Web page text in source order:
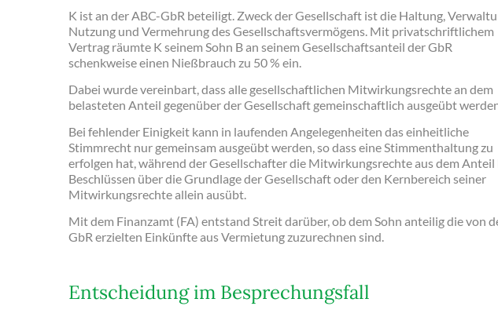
K ist an der ABC-GbR beteiligt. Zweck der Gesellschaft ist die Haltung,
Nutzung und Vermehrung des Gesellschaftsvermögens. Mit privatschriftlichem
Vertrag räumte K seinem Sohn B an seinem Gesellschaftsanteil der GbR
schenkweise einen Nießbrauch zu 50 % ein.
Dabei wurde vereinbart, dass alle gesellschaftlichen Mitwirkungsrechte an dem
belasteten Anteil gegenüber der Gesellschaft gemeinschaftlich ausgeübt
Bei fehlender Einigkeit kann in laufenden Angelegenheiten das einheitliche
Stimmrecht nur gemeinsam ausgeübt werden, so dass eine Stimmenthaltung zu
erfolgen hat, während der Gesellschafter die Mitwirkungsrechte aus dem Anteil
Beschlüssen über die Grundlage der Gesellschaft oder den Kernbereich seiner
Mitwirkungsrechte allein ausübt.
Mit dem Finanzamt (FA) entstand Streit darüber, ob dem Sohn anteilig die von
GbR erzielten Einkünfte aus Vermietung zuzurechnen sind.
Entscheidung im Besprechungsfall